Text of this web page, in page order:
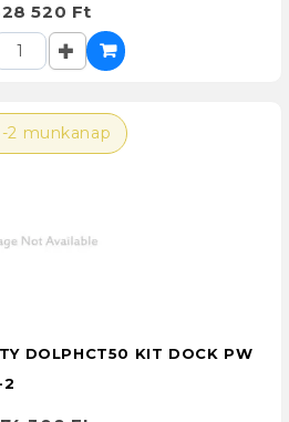
520 Ft
2 munkanap
DOLPHCT50 KIT DOCK PW
2